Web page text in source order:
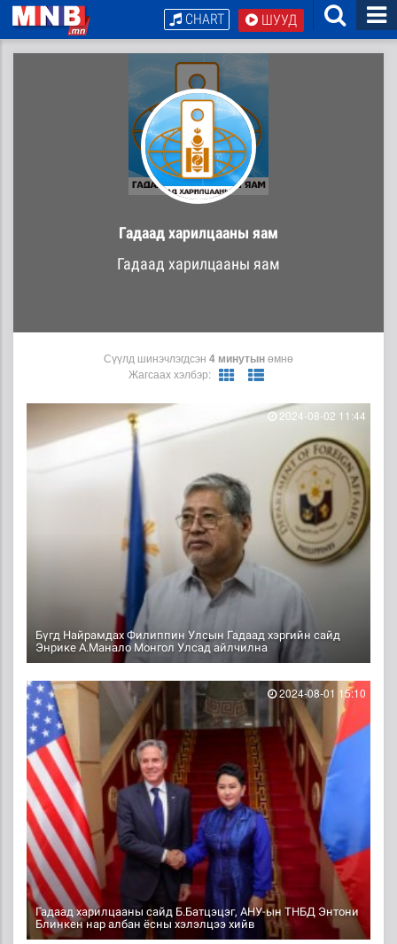
ШУУД
CHART
Гадаад харилцааны яам
Гадаад харилцааны яам
Сүүлд шинэчлэгдсэн 4 минутынөмнө
Жагсаах хэлбэр:
Бүгд Найрамдах Филиппин Улсын Гадаад хэргийн сайд
Энрике А.Манало Монгол Улсад айлчилна
2024-08-02 11:44
Гадаад харилцааны сайд Б.Батцэцэг, АНУ-ын ТНБД Энтони
Блинкен нар албан ёсны хэлэлцээ хийв
2024-08-01 15:10